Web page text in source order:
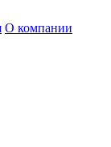
О компании